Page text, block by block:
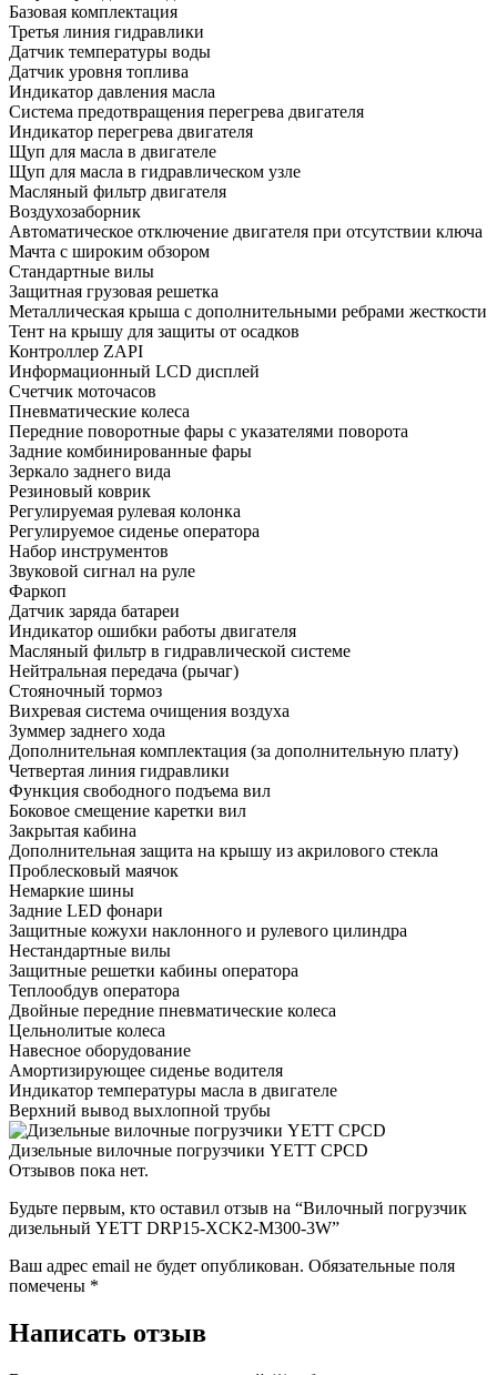
Базовая комплектация
Третья линия гидравлики
Датчик температуры воды
Датчик уровня топлива
Индикатор давления масла
Система предотвращения перегрева двигателя
Индикатор перегрева двигателя
Щуп для масла в двигателе
Щуп для масла в гидравлическом узле
Масляный фильтр двигателя
Воздухозаборник
Автоматическое отключение двигателя при отсутствии ключа
Мачта с широким обзором
Стандартные вилы
Защитная грузовая решетка
Металлическая крыша с дополнительными ребрами жесткости
Тент на крышу для защиты от осадков
Контроллер ZAPI
Информационный LCD дисплей
Счетчик моточасов
Пневматические колеса
Передние поворотные фары с указателями поворота
Задние комбинированные фары
Зеркало заднего вида
Резиновый коврик
Регулируемая рулевая колонка
Регулируемое сиденье оператора
Набор инструментов
Звуковой сигнал на руле
Фаркоп
Датчик заряда батареи
Индикатор ошибки работы двигателя
Масляный фильтр в гидравлической системе
Нейтральная передача (рычаг)
Стояночный тормоз
Вихревая система очищения воздуха
Зуммер заднего хода
Дополнительная комплектация (за дополнительную плату)
Четвертая линия гидравлики
Функция свободного подъема вил
Боковое смещение каретки вил
Закрытая кабина
Дополнительная защита на крышу из акрилового стекла
Проблесковый маячок
Немаркие шины
Задние LED фонари
Защитные кожухи наклонного и рулевого цилиндра
Нестандартные вилы
Защитные решетки кабины оператора
Теплообдув оператора
Двойные передние пневматические колеса
Цельнолитые колеса
Навесное оборудование
Амортизирующее сиденье водителя
Индикатор температуры масла в двигателе
Верхний вывод выхлопной трубы
Дизельные вилочные погрузчики YETT CPCD
Отзывов пока нет.
Будьте первым, кто оставил отзыв на “Вилочный погрузчик
дизельный YETT DRP15-XCK2-M300-3W”
Ваш адрес email не будет опубликован. Обязательные поля
помечены *
Написать отзыв